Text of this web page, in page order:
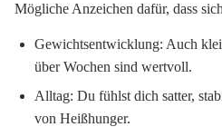
Mögliche Anzeichen dafür, dass
Gewichtsentwicklung: Auch
über Wochen sind wertvoll.
Alltag: Du fühlst dich satter,
von Heißhunger.